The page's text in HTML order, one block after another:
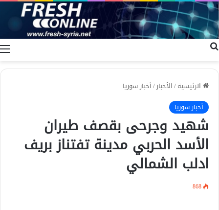
الرئيسية/الأخبار/أخبار سوريا
أخبار سوريا
شهيد وجرحى بقصف طيران
الأسد الحربي مدينة تفتناز بريف
ادلب الشمالي
868